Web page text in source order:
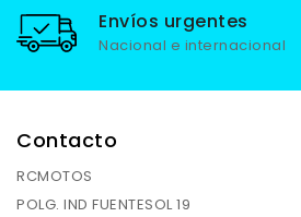
Envíos urgentes
Nacional e internacional
Contacto
RCMOTOS
POLG. IND FUENTESOL 19